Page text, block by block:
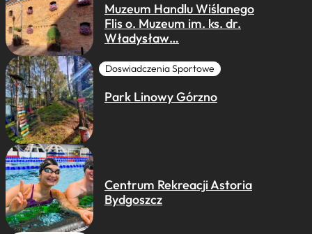
Muzeum Handlu Wiślanego
Flis o. Muzeum im. ks. dr.
Władysław…
Doswiadczenia Sportowe
Park Linowy Górzno
Centrum Rekreacji Astoria
Bydgoszcz